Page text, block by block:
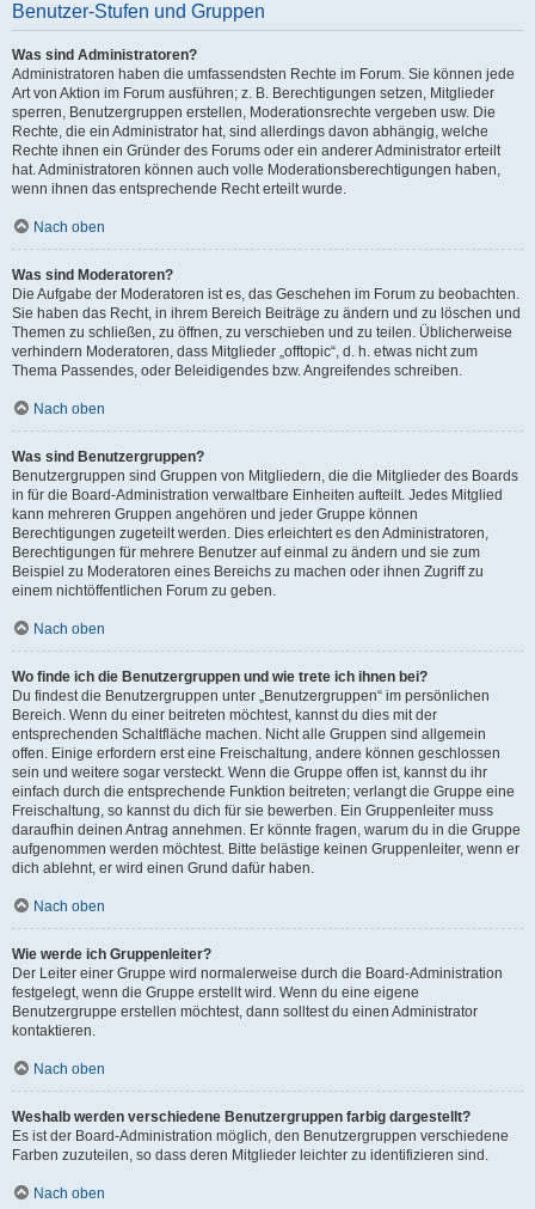
Benutzer-Stufen und Gruppen
Was sind Administratoren?
Administratoren haben die umfassendsten Rechte im Forum. Sie können jede
Art von Aktion im Forum ausführen; z. B. Berechtigungen setzen, Mitglieder
sperren, Benutzergruppen erstellen, Moderationsrechte vergeben usw. Die
Rechte, die ein Administrator hat, sind allerdings davon abhängig, welche
Rechte ihnen ein Gründer des Forums oder ein anderer Administrator erteilt
hat. Administratoren können auch volle Moderationsberechtigungen haben,
wenn ihnen das entsprechende Recht erteilt wurde.
Nach oben
Was sind Moderatoren?
Die Aufgabe der Moderatoren ist es, das Geschehen im Forum zu beobachten.
Sie haben das Recht, in ihrem Bereich Beiträge zu ändern und zu löschen und
Themen zu schließen, zu öffnen, zu verschieben und zu teilen. Üblicherweise
verhindern Moderatoren, dass Mitglieder „offtopic“, d. h. etwas nicht zum
Thema Passendes, oder Beleidigendes bzw. Angreifendes schreiben.
Nach oben
Was sind Benutzergruppen?
Benutzergruppen sind Gruppen von Mitgliedern, die die Mitglieder des Boards
in für die Board-Administration verwaltbare Einheiten aufteilt. Jedes Mitglied
kann mehreren Gruppen angehören und jeder Gruppe können
Berechtigungen zugeteilt werden. Dies erleichtert es den Administratoren,
Berechtigungen für mehrere Benutzer auf einmal zu ändern und sie zum
Beispiel zu Moderatoren eines Bereichs zu machen oder ihnen Zugriff zu
einem nichtöffentlichen Forum zu geben.
Nach oben
Wo finde ich die Benutzergruppen und wie trete ich ihnen bei?
Du findest die Benutzergruppen unter „Benutzergruppen“ im persönlichen
Bereich. Wenn du einer beitreten möchtest, kannst du dies mit der
entsprechenden Schaltfläche machen. Nicht alle Gruppen sind allgemein
offen. Einige erfordern erst eine Freischaltung, andere können geschlossen
sein und weitere sogar versteckt. Wenn die Gruppe offen ist, kannst du ihr
einfach durch die entsprechende Funktion beitreten; verlangt die Gruppe eine
Freischaltung, so kannst du dich für sie bewerben. Ein Gruppenleiter muss
daraufhin deinen Antrag annehmen. Er könnte fragen, warum du in die Gruppe
aufgenommen werden möchtest. Bitte belästige keinen Gruppenleiter, wenn er
dich ablehnt, er wird einen Grund dafür haben.
Nach oben
Wie werde ich Gruppenleiter?
Der Leiter einer Gruppe wird normalerweise durch die Board-Administration
festgelegt, wenn die Gruppe erstellt wird. Wenn du eine eigene
Benutzergruppe erstellen möchtest, dann solltest du einen Administrator
kontaktieren.
Nach oben
Weshalb werden verschiedene Benutzergruppen farbig dargestellt?
Es ist der Board-Administration möglich, den Benutzergruppen verschiedene
Farben zuzuteilen, so dass deren Mitglieder leichter zu identifizieren sind.
Nach oben